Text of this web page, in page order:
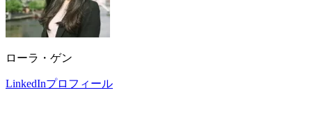
ローラ・ゲン
LinkedInプロフィール